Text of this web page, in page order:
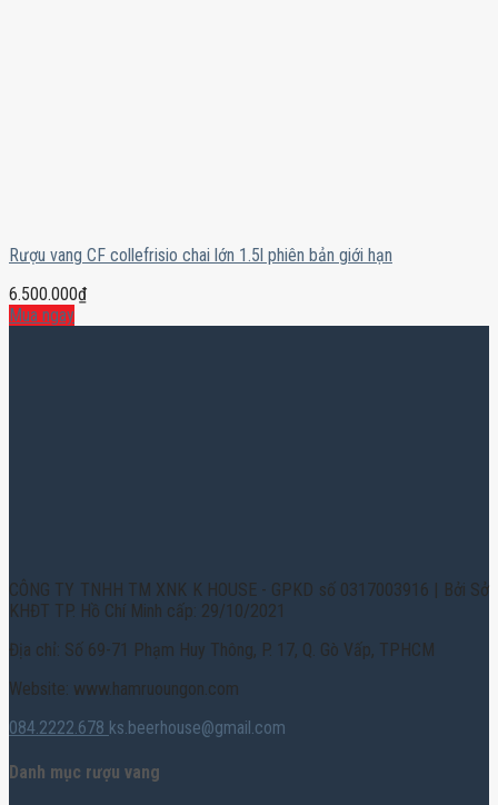
Rượu vang CF collefrisio chai lớn 1.5l phiên bản giới hạn
6.500.000₫
Mua ngay
CÔNG TY TNHH TM XNK K HOUSE - GPKD số 0317003916 | Bởi Sở
KHĐT TP. Hồ Chí Minh cấp: 29/10/2021
Địa chỉ: Số 69-71 Phạm Huy Thông, P. 17, Q. Gò Vấp, TPHCM
Website: www.hamruoungon.com
084.2222.678 ks.beerhouse@gmail.com
Danh mục rượu vang